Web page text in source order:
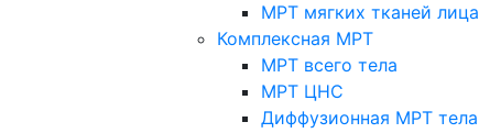
МРТ мягких тканей лица
Комплексная МРТ
МРТ всего тела
МРТ ЦНС
Диффузионная МРТ тела